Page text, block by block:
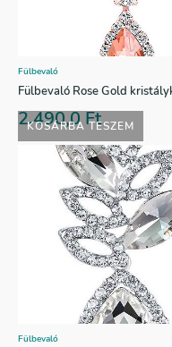
KOSÁRBA TESZEM
Fülbevaló
Fülbevaló Rose Gold
2.490,0Ft
Fülbevaló